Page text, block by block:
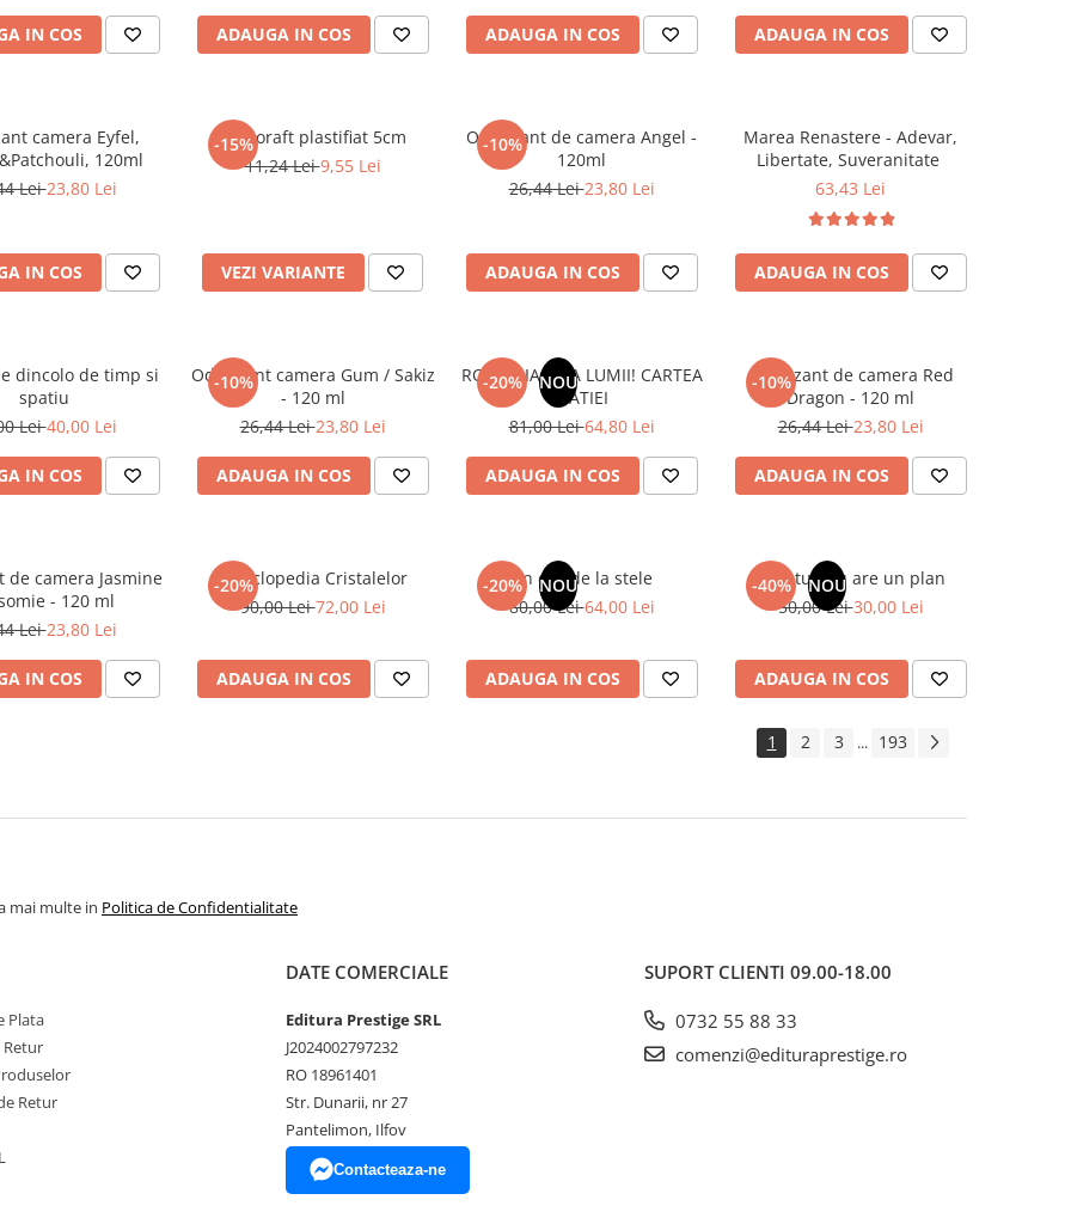
IN COS ADAUGA IN COS ADAUGA IN COS ADAUGA IN COS
camera Eyfel,
120ml
Lei23,80 Lei
IN COS
-15%
Biblioraft plastifiat 5cm
11,24 Lei9,55 Lei
VEZI VARIANTE
-10%
Odorizant de camera Angel -
120ml
26,44 Lei23,80 Lei
ADAUGA IN COS
Marea Renastere - Adevar,
Libertate, Suveranitate
63,43 Lei
ADAUGA IN COS
dincolo de timp si
spatiu
Lei40,00 Lei
IN COS
-10%
Odorizant camera Gum / Sakiz
- 120 ml
26,44 Lei23,80 Lei
ADAUGA IN COS
-20% NOU
ROMANIA, AXA LUMII! CARTEA
NATIEI
81,00 Lei64,80 Lei
ADAUGA IN COS
-10%
Odorizant de camera Red
Dragon - 120 ml
26,44 Lei23,80 Lei
ADAUGA IN COS
de camera Jasmine
- 120 ml
Lei23,80 Lei
IN COS
-20%
Enciclopedia Cristalelor
90,00 Lei72,00 Lei
ADAUGA IN COS
-20% NOU
Un dar de la stele
80,00 Lei64,00 Lei
ADAUGA IN COS
-40% NOU
Sufletul tau are un plan
50,00 Lei30,00 Lei
ADAUGA IN COS
1 2 3 ... 193
mai multe in Politica de Confidentialitate
Plata
Retur
Retur
DATE COMERCIALE
Editura Prestige SRL
J2024002797232
RO 18961401
Str. Dunarii, nr 27
Pantelimon, Ilfov
Contacteaza-ne
SUPORT CLIENTI 09.00-18.00
0732 55 88 33
comenzi@edituraprestige.ro